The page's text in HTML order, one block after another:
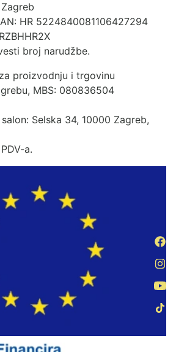
HR 5224840081106427294
broj narudžbe.
proizvodnju i trgovinu
MBS: 080836504
Selska 34, 10000 Zagreb,
a.